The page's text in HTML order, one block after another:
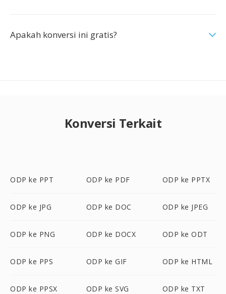
Apakah konversi ini gratis?
Konversi Terkait
ODP ke PPT ODP ke PDF ODP ke PPTX
ODP ke JPG ODP ke DOC ODP ke JPEG
ODP ke PNG ODP ke DOCX ODP ke ODT
ODP ke PPS ODP ke GIF ODP ke HTML
ODP ke PPSX ODP ke SVG ODP ke TXT